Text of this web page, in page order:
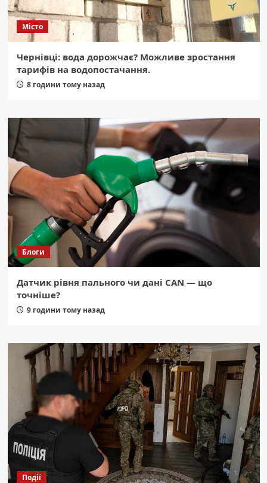
Місто
Чернівці: вода дорожчає? Можливе зростання
тарифів на водопостачання.
8 години тому назад
Блоги
Датчик рівня пального чи дані CAN — що
точніше?
9 години тому назад
Події